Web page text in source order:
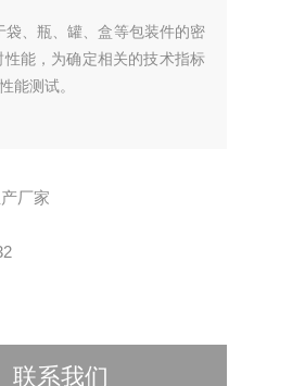
、瓶、罐、盒等包装件的密
能，为确定相关的技术指标
能测试。
厂家
联系我们